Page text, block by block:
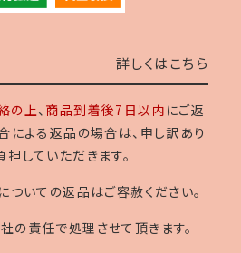
詳しくはこちら
の上、 商品到着後7日以内 にご返
による返品の場合は、申し訳あり
していただきます。
ついての返品はご容赦ください。
責任で処理させて頂きます。